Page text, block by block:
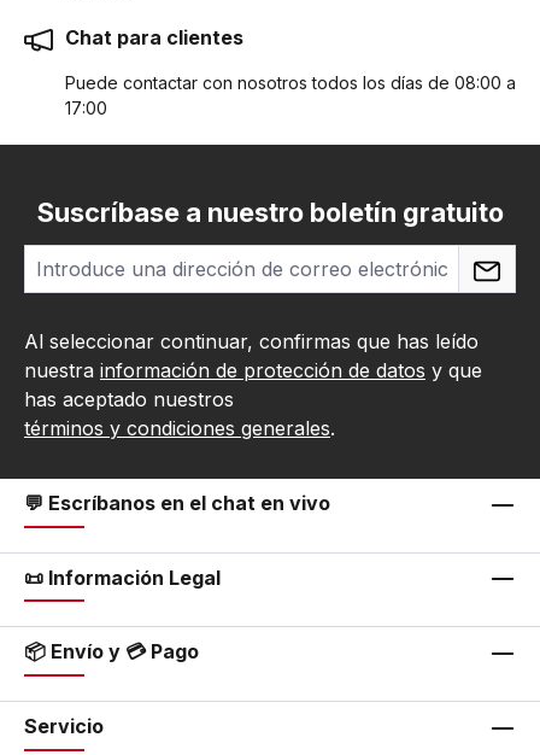
Chat para clientes
Puede contactar con nosotros todos los días de 08:00 a
17:00
Suscríbase a nuestro boletín gratuito
Al seleccionar continuar, confirmas que has leído
nuestra información de protección de datos y que
has aceptado nuestros
términos y condiciones generales.
💬 Escríbanos en el chat en vivo
📜 Información Legal
📦 Envío y 💳 Pago
Servicio